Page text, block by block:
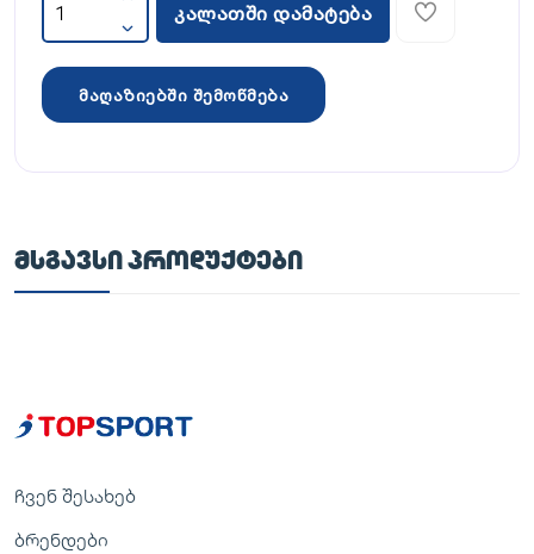
კალათში დამატება
მაღაზიებში შემოწმება
ᲛᲡᲒᲐᲕᲡᲘ ᲞᲠᲝᲓᲣᲥᲢᲔᲑᲘ
ჩვენ შესახებ
ბრენდები